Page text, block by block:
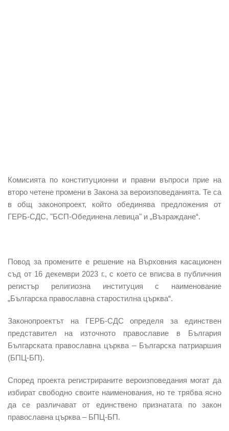
Комисията по конституционни и правни въпросиприе на
второ четене промени в Закона за вероизповеданията. Те са
вобщ законопроект, който обединява предложения от
ГЕРБ-СДС, "БСП-Обединена левица" и „Възраждане“.
Повод за промените е решение на Върховния касационен
съд от 16 декември 2023 г., с което се вписва в публичния
регистър религиозна институция с наименование
„Българска православна старостилна църква“.
Законопроектът на ГЕРБ-СДС определя за единствен
представител на източното православие в България
Българската православна църква – Българска патриаршия
(БПЦ-БП).
Според проекта регистрираните вероизповедания могат да
избират свободно своите наименования, но те трябва ясно
да се различаватот единствено признатата по закон
православна църква – БПЦ-БП.